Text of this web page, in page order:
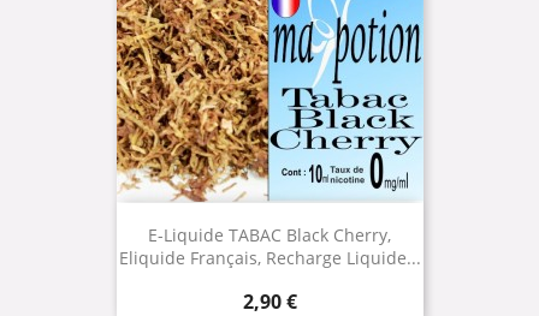
E-Liquide TABAC Black Cherry,
Eliquide Français, Recharge Liquide...
Prix
2,90 €